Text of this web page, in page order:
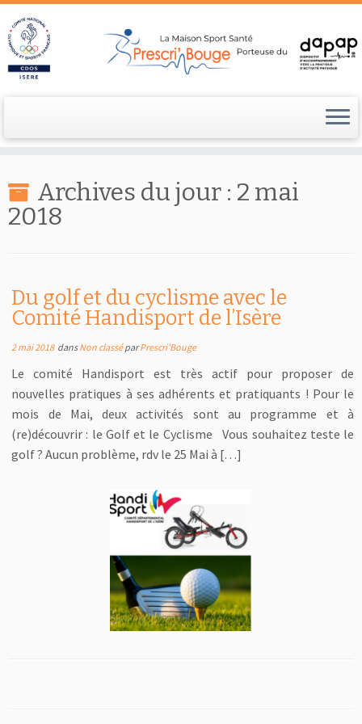
au
contenuArchives du jour : 2 mai
2018
Du golf et du cyclisme avec le
Comité Handisport de l’Isère
2 mai 2018dansNon classéparPrescri'Bouge
Le comité Handisport est très actif pour proposer de
nouvelles pratiques à ses adhérents et pratiquants ! Pour le
mois de Mai, deux activités sont au programme et à
(re)découvrir : le Golf et le Cyclisme Vous souhaitez teste le
golf ? Aucun problème, rdv le 25 Mai à […]